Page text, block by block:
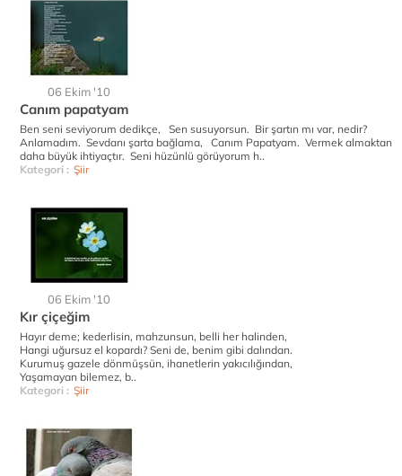
06 Ekim '10
Canım papatyam
Ben seni seviyorum dedikçe, Sen susuyorsun. Bir şartın mı var, nedir?
Anlamadım. Sevdanı şarta bağlama, Canım Papatyam. Vermek almaktan
daha büyük ihtiyaçtır. Seni hüzünlü görüyorum h..
Kategori : Şiir
06 Ekim '10
Kır çiçeğim
Hayır deme; kederlisin, mahzunsun, belli her halinden,
Hangi uğursuz el kopardı? Seni de, benim gibi dalından.
Kurumuş gazele dönmüşsün, ihanetlerin yakıcılığından,
Yaşamayan bilemez, b..
Kategori : Şiir